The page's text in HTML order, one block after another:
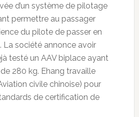
d’un système de pilotage
permettre au passager
du pilote de passer en
La société annonce avoir
testé un AAV biplace ayant
280 kg. Ehang travaille
civile chinoise) pour
de certification de